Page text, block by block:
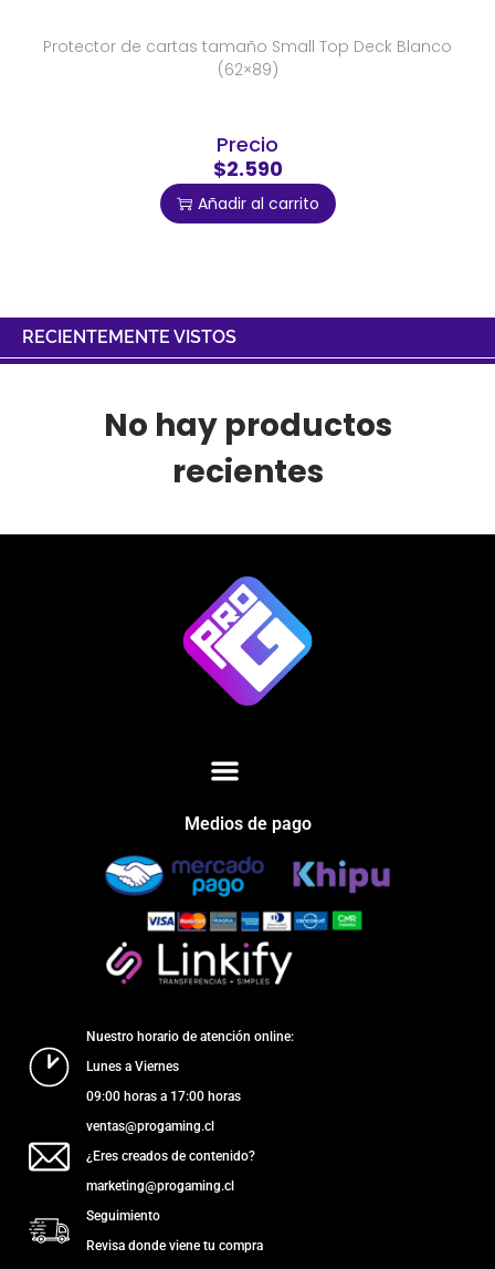
Protector de cartas tamaño Small Top Deck Blanco
(62×89)
Precio
$2.590
Añadir al carrito
RECIENTEMENTE VISTOS
No hay productos
recientes
Medios de pago
Nuestro horario de atención online:
Lunes a Viernes
09:00 horas a 17:00 horas
ventas@progaming.cl
¿Eres creados de contenido?
marketing@progaming.cl
Seguimiento
Revisa donde viene tu compra